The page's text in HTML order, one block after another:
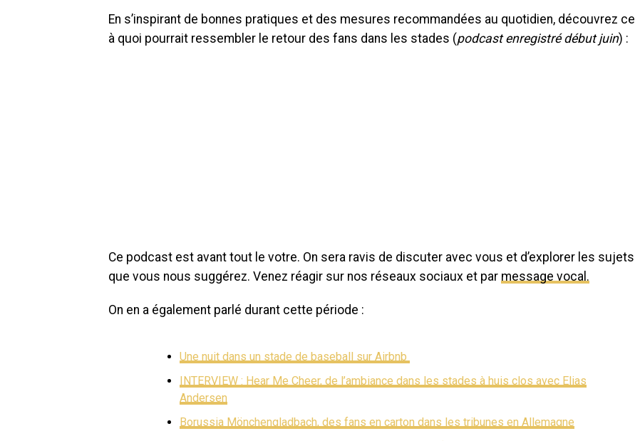
En s’inspirant de bonnes pratiques et des mesures recommandées au quotidien, découvrez ce
à quoi pourrait ressembler le retour des fans dans les stades (podcast enregistré début juin) :
Ce podcast est avant tout le votre. On sera ravis de discuter avec vous et d’explorer les sujets
que vous nous suggérez. Venez réagir sur nos réseaux sociaux et par message vocal.
On en a également parlé durant cette période :
Une nuit dans un stade de baseball sur Airbnb
INTERVIEW : Hear Me Cheer, de l’ambiance dans les stades à huis clos avec Elias
Andersen
Borussia Mönchengladbach, des fans en carton dans les tribunes en Allemagne